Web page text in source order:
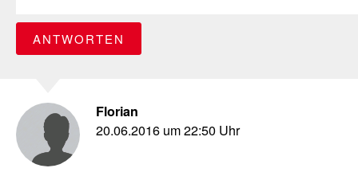
ANTWORTEN
Florian
20.06.2016 um 22:50 Uhr